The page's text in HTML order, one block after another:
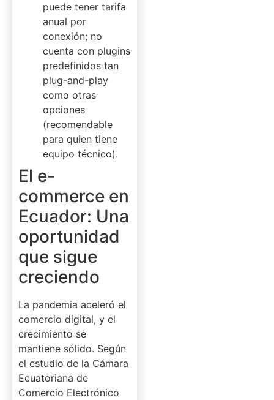
puede tener tarifa
anual por
conexión; no
cuenta con plugins
predefinidos tan
plug-and-play
como otras
opciones
(recomendable
para quien tiene
equipo técnico).
El e-
commerce en
Ecuador: Una
oportunidad
que sigue
creciendo
La pandemia aceleró el
comercio digital, y el
crecimiento se
mantiene sólido. Según
el estudio de la Cámara
Ecuatoriana de
Comercio Electrónico